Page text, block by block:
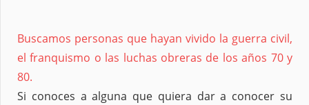
Buscamos personas que hayan vivido la guerra civil,
el franquismo o las luchas obreras de los años 70 y
80.
Si conoces a alguna que quiera dar a conocer su